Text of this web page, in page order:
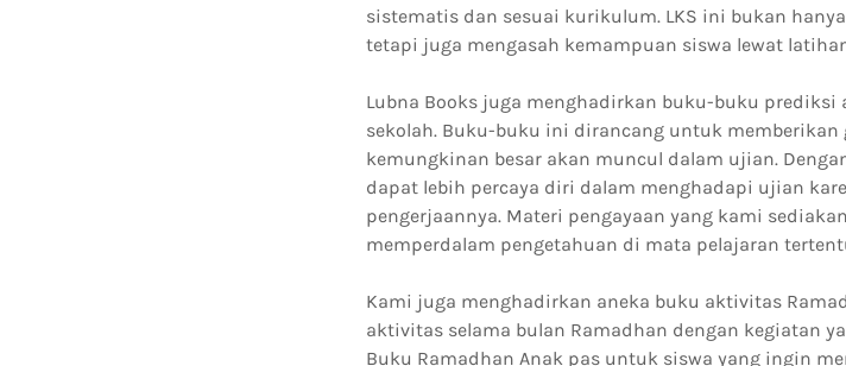
sistematis dan sesuai kurikulum. LKS ini bukan
tetapi juga mengasah kemampuan siswa lewat
Lubna Books juga menghadirkan buku-buku
sekolah. Buku-buku ini dirancang untuk memberikan
kemungkinan besar akan muncul dalam ujian.
dapat lebih percaya diri dalam menghadapi ujian
pengerjaannya. Materi pengayaan yang kami
memperdalam pengetahuan di mata pelajaran
Kami juga menghadirkan aneka buku aktivitas
aktivitas selama bulan Ramadhan dengan kegiatan
Buku Ramadhan Anak pas untuk siswa yang ingin